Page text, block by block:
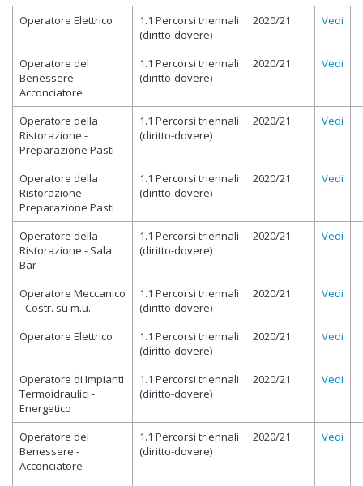
Operatore Elettrico
1.1 Percorsi triennali
(diritto-dovere)
2020/21 Vedi
Operatore del
Benessere -
Acconciatore
1.1 Percorsi triennali
(diritto-dovere)
2020/21 Vedi
Operatore della
Ristorazione -
Preparazione Pasti
1.1 Percorsi triennali
(diritto-dovere)
2020/21 Vedi
Operatore della
Ristorazione -
Preparazione Pasti
1.1 Percorsi triennali
(diritto-dovere)
2020/21 Vedi
Operatore della
Ristorazione - Sala
Bar
1.1 Percorsi triennali
(diritto-dovere)
2020/21 Vedi
Operatore Meccanico
- Costr. su m.u.
1.1 Percorsi triennali
(diritto-dovere)
2020/21 Vedi
Operatore Elettrico
1.1 Percorsi triennali
(diritto-dovere)
2020/21 Vedi
Operatore di Impianti
Termoidraulici -
Energetico
1.1 Percorsi triennali
(diritto-dovere)
2020/21 Vedi
Operatore del
Benessere -
Acconciatore
1.1 Percorsi triennali
(diritto-dovere)
2020/21 Vedi